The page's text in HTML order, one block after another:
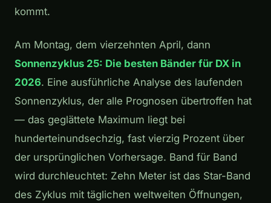
kommt.
Am Montag, dem vierzehnten April, dann
Sonnenzyklus 25: Die besten Bänder für DX in
2026. Eine ausführliche Analyse des laufenden
Sonnenzyklus, der alle Prognosen übertroffen hat
— das geglättete Maximum liegt bei
hunderteinundsechzig, fast vierzig Prozent über
der ursprünglichen Vorhersage. Band für Band
wird durchleuchtet: Zehn Meter ist das Star-Band
des Zyklus mit täglichen weltweiten Öffnungen,